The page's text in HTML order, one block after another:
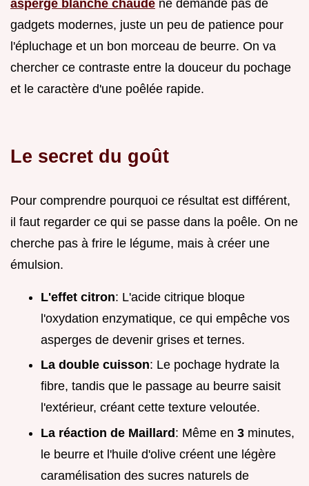
asperge blanche chaude ne demande pas de
gadgets modernes, juste un peu de patience pour
l'épluchage et un bon morceau de beurre. On va
chercher ce contraste entre la douceur du pochage
et le caractère d'une poêlée rapide.
Le secret du goût
Pour comprendre pourquoi ce résultat est différent,
il faut regarder ce qui se passe dans la poêle. On ne
cherche pas à frire le légume, mais à créer une
émulsion.
L'effet citron: L'acide citrique bloque
l'oxydation enzymatique, ce qui empêche vos
asperges de devenir grises et ternes.
La double cuisson: Le pochage hydrate la
fibre, tandis que le passage au beurre saisit
l'extérieur, créant cette texture veloutée.
La réaction de Maillard: Même en 3 minutes,
le beurre et l'huile d'olive créent une légère
caramélisation des sucres naturels de